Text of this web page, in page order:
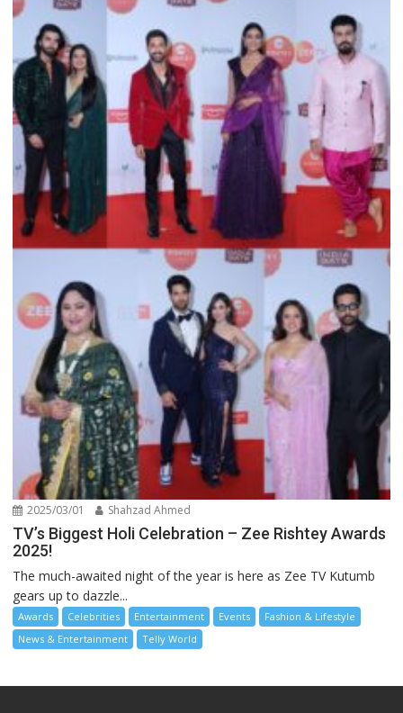
2025/03/01 Shahzad Ahmed
TV’s Biggest Holi Celebration – Zee Rishtey Awards
2025!
The much-awaited night of the year is here as Zee TV Kutumb
gears up to dazzle...
Awards Celebrities Entertainment Events
Fashion & Lifestyle
News & Entertainment
Telly World